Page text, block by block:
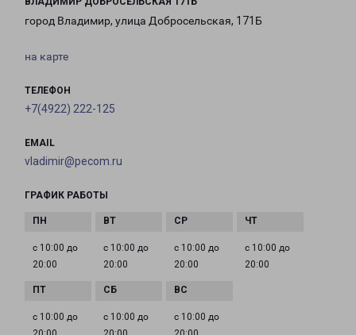
город Владимир, улица Добросельская, 171Б
на карте
ТЕЛЕФОН
+7(4922) 222-125
EMAIL
vladimir@pecom.ru
ГРАФИК РАБОТЫ
с 10:00 до
20:00
с 10:00 до
20:00
с 10:00 до
20:00
с 10:00 до
20:00
с 10:00 до
с 10:00 до
с 10:00 до